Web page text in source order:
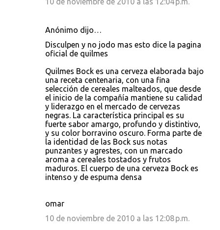
Anónimo dijo…
Disculpen y no jodo mas esto dice la pagina
oficial de quilmes
Quilmes Bock es una cerveza elaborada bajo
una receta centenaria, con una fina
selección de cereales malteados, que desde
el inicio de la compañía mantiene su calidad
y liderazgo en el mercado de cervezas
negras. La característica principal es su
fuerte sabor amargo, profundo y distintivo,
y su color borravino oscuro. Forma parte de
la identidad de las Bock sus notas
punzantes y agrestes, con un marcado
aroma a cereales tostados y frutos
maduros. El cuerpo de una cerveza Bock es
intenso y de espuma densa
omar
10 de noviembre de 2010 a las 12:08 p.m.